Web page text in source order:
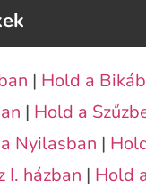
| Hold a
| Hold a
Nyilasban |
I. házban | Hold